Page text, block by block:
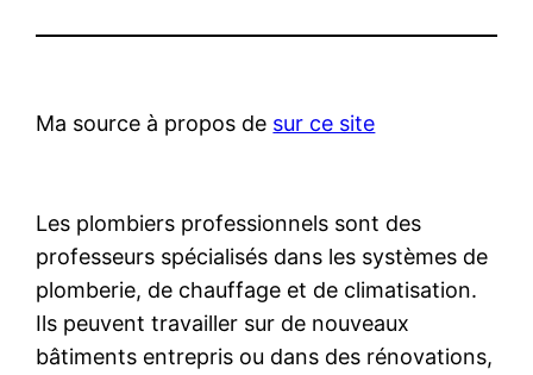
Ma source à propos de sur ce site
Les plombiers professionnels sont des
professeurs spécialisés dans les systèmes de
plomberie, de chauffage et de climatisation.
Ils peuvent travailler sur de nouveaux
bâtiments entrepris ou dans des rénovations,